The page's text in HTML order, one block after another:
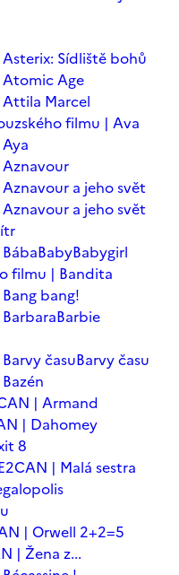
Sídliště bohů
Age
Marcel
filmu | Ava
a jeho svět
a jeho svět
BabyBabygirl
filmu | Bandita
bang!
Barbie
časuBarvy času
| Armand
| Dahomey
8
| Malá sestra
| Orwell 2+2=5
| Žena z...